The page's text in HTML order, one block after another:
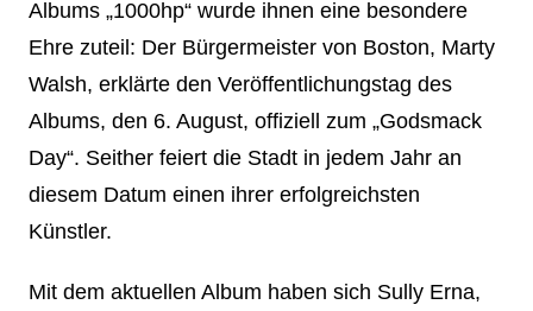
Albums „1000hp“ wurde ihnen eine besondere
Ehre zuteil: Der Bürgermeister von Boston, Marty
Walsh, erklärte den Veröffentlichungstag des
Albums, den 6. August, offiziell zum „Godsmack
Day“. Seither feiert die Stadt in jedem Jahr an
diesem Datum einen ihrer erfolgreichsten
Künstler.
Mit dem aktuellen Album haben sich Sully Erna,